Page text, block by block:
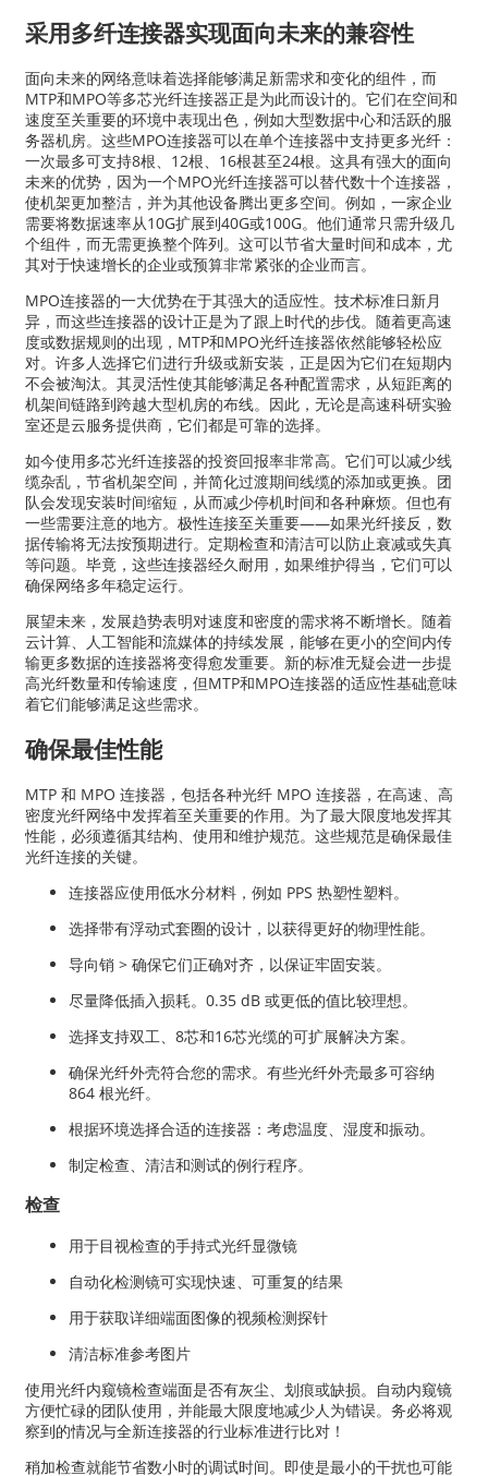
采用多纤连接器实现面向未来的兼容性
面向未来的网络意味着选择能够满足新需求和变化的组件，而
MTP和MPO等多芯光纤连接器正是为此而设计的。它们在空间和
速度至关重要的环境中表现出色，例如大型数据中心和活跃的服
务器机房。这些MPO连接器可以在单个连接器中支持更多光纤：
一次最多可支持8根、12根、16根甚至24根。这具有强大的面向
未来的优势，因为一个MPO光纤连接器可以替代数十个连接器，
使机架更加整洁，并为其他设备腾出更多空间。例如，一家企业
需要将数据速率从10G扩展到40G或100G。他们通常只需升级几
个组件，而无需更换整个阵列。这可以节省大量时间和成本，尤
其对于快速增长的企业或预算非常紧张的企业而言。
MPO连接器的一大优势在于其强大的适应性。技术标准日新月
异，而这些连接器的设计正是为了跟上时代的步伐。随着更高速
度或数据规则的出现，MTP和MPO光纤连接器依然能够轻松应
对。许多人选择它们进行升级或新安装，正是因为它们在短期内
不会被淘汰。其灵活性使其能够满足各种配置需求，从短距离的
机架间链路到跨越大型机房的布线。因此，无论是高速科研实验
室还是云服务提供商，它们都是可靠的选择。
如今使用多芯光纤连接器的投资回报率非常高。它们可以减少线
缆杂乱，节省机架空间，并简化过渡期间线缆的添加或更换。团
队会发现安装时间缩短，从而减少停机时间和各种麻烦。但也有
一些需要注意的地方。极性连接至关重要——如果光纤接反，数
据传输将无法按预期进行。定期检查和清洁可以防止衰减或失真
等问题。毕竟，这些连接器经久耐用，如果维护得当，它们可以
确保网络多年稳定运行。
展望未来，发展趋势表明对速度和密度的需求将不断增长。随着
云计算、人工智能和流媒体的持续发展，能够在更小的空间内传
输更多数据的连接器将变得愈发重要。新的标准无疑会进一步提
高光纤数量和传输速度，但MTP和MPO连接器的适应性基础意味
着它们能够满足这些需求。
确保最佳性能
MTP 和 MPO 连接器，包括各种光纤 MPO 连接器，在高速、高
密度光纤网络中发挥着至关重要的作用。为了最大限度地发挥其
性能，必须遵循其结构、使用和维护规范。这些规范是确保最佳
光纤连接的关键。
连接器应使用低水分材料，例如 PPS 热塑性塑料。
选择带有浮动式套圈的设计，以获得更好的物理性能。
导向销 > 确保它们正确对齐，以保证牢固安装。
尽量降低插入损耗。0.35 dB 或更低的值比较理想。
选择支持双工、8芯和16芯光缆的可扩展解决方案。
确保光纤外壳符合您的需求。有些光纤外壳最多可容纳
864 根光纤。
根据环境选择合适的连接器：考虑温度、湿度和振动。
制定检查、清洁和测试的例行程序。
检查
用于目视检查的手持式光纤显微镜
自动化检测镜可实现快速、可重复的结果
用于获取详细端面图像的视频检测探针
清洁标准参考图片
使用光纤内窥镜检查端面是否有灰尘、划痕或缺损。自动内窥镜
方便忙碌的团队使用，并能最大限度地减少人为错误。务必将观
察到的情况与全新连接器的行业标准进行比对！
稍加检查就能节省数小时的调试时间。即使是最小的干扰也可能